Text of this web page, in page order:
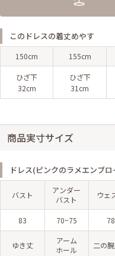
このドレスの着丈めやす
150cm 155cm
ひざ下
32cm
ひざ下
31cm
商品実寸サイズ
ドレス(ピンクのラメエンブ
バスト
アンダー
バスト
ウェ
83 70~75 78
ゆき丈
アーム
ホール
二の